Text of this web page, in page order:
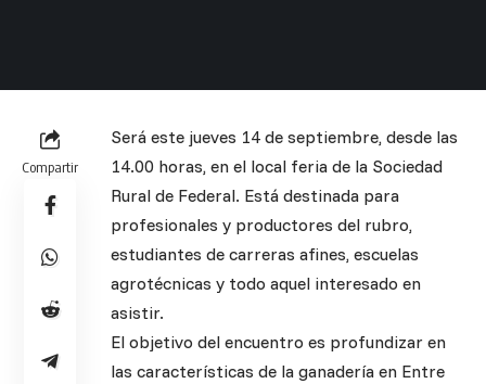
Compartir
Será este jueves 14 de septiembre, desde las
14.00 horas, en el local feria de la Sociedad
Rural de Federal. Está destinada para
profesionales y productores del rubro,
estudiantes de carreras afines, escuelas
agrotécnicas y todo aquel interesado en
asistir.
El objetivo del encuentro es profundizar en
las características de la ganadería en Entre